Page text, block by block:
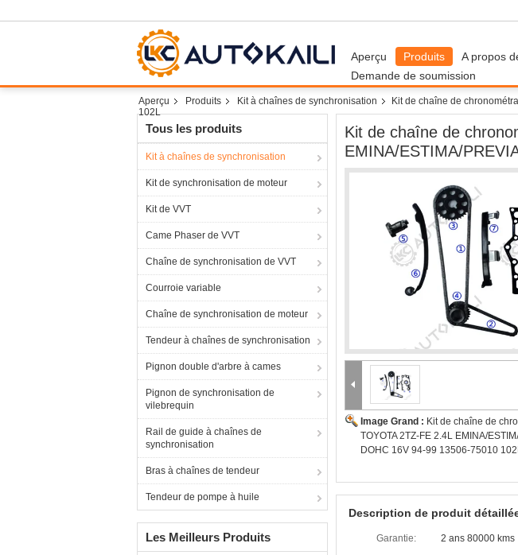
Aperçu Produits A propos
Demande de soumission
Aperçu Produits Kit à chaînes de synchronisation
Kit de chaîne de
102L
Tous les produits
Kit à chaînes de synchronisation
Kit de synchronisation de moteur
Kit de VVT
Came Phaser de VVT
Chaîne de synchronisation de VVT
Courroie variable
Chaîne de synchronisation de moteur
Tendeur à chaînes de synchronisation
Pignon double d'arbre à cames
Pignon de synchronisation de
vilebrequin
Rail de guide à chaînes de
synchronisation
Bras à chaînes de tendeur
Tendeur de pompe à huile
Les Meilleurs Produits
Kit de chaîne de
EMINA/ESTIMA/
Image Grand : Kit de chaîne de
TOYOTA 2TZ-FE 2.4L EMINA/
DOHC 16V 94-99 13506-75010
Description de produit
Garantie: 2 ans 80000 kms